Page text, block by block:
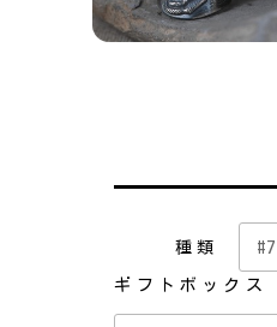
種類
ギフトボックス